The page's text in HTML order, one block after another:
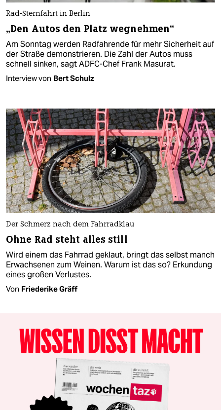
Rad-Sternfahrt in Berlin
„Den Autos den Platz wegnehmen“
Am Sonntag werden Rad­fahrende für mehr Sicherheit auf
der Straße demonstrieren. Die Zahl der Autos muss
schnell sinken, sagt ADFC-Chef Frank Masurat.
Interview von Bert Schulz
Der Schmerz nach dem Fahrradklau
Ohne Rad steht alles still
Wird einem das Fahrrad geklaut, bringt das selbst manch
Erwachsenen zum Weinen. Warum ist das so? Erkundung
eines großen Verlustes.
Von Friederike Gräff